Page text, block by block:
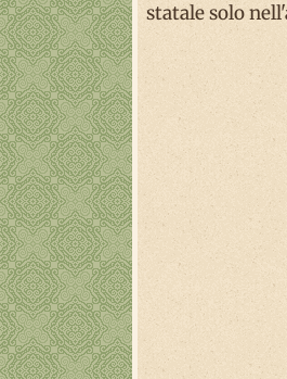
statale solo